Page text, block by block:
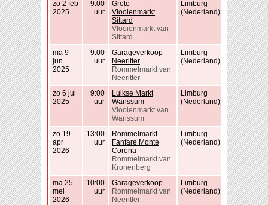
zo 2 feb
2025
9:00
uur
Grote
Vlooienmarkt
Sittard
Vlooienmarkt van
Sittard
Limburg
(Nederland)
ma 9
jun
2025
9:00
uur
Garageverkoop
Neeritter
Rommelmarkt van
Neeritter
Limburg
(Nederland)
zo 6 jul
2025
9:00
uur
Luikse Markt
Wanssum
Vlooienmarkt van
Wanssum
Limburg
(Nederland)
zo 19
apr
2026
13:00
uur
Rommelmarkt
Fanfare Monte
Corona
Rommelmarkt van
Kronenberg
Limburg
(Nederland)
ma 25
mei
2026
10:00
uur
Garageverkoop
Rommelmarkt van
Neeritter
Limburg
(Nederland)